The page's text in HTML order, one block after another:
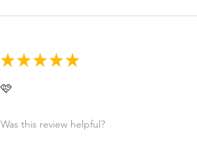
★ ★ ★ ★ ★
🩷
Was this review helpful?